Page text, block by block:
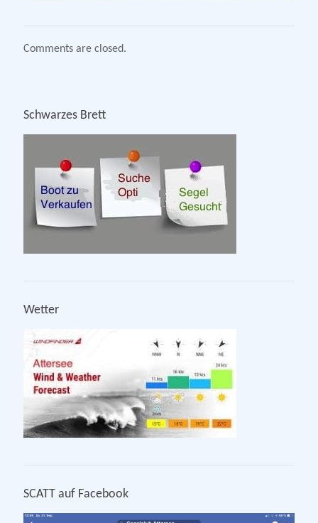
Comments are closed.
Schwarzes Brett
Wetter
SCATT auf Facebook